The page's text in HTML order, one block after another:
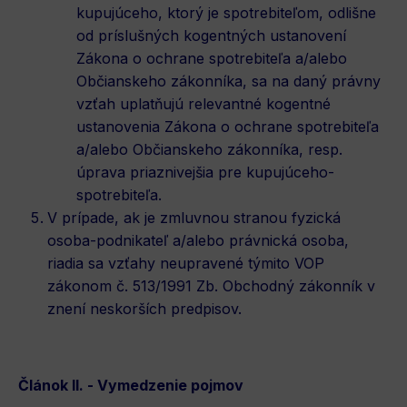
kupujúceho, ktorý je spotrebiteľom, odlišne
od príslušných kogentných ustanovení
Zákona o ochrane spotrebiteľa a/alebo
Občianskeho zákonníka, sa na daný právny
vzťah uplatňujú relevantné kogentné
ustanovenia Zákona o ochrane spotrebiteľa
a/alebo Občianskeho zákonníka, resp.
úprava priaznivejšia pre kupujúceho-
spotrebiteľa.
V prípade, ak je zmluvnou stranou fyzická
osoba-podnikateľ a/alebo právnická osoba,
riadia sa vzťahy neupravené týmito VOP
zákonom č. 513/1991 Zb. Obchodný zákonník v
znení neskorších predpisov.
Článok II. - Vymedzenie pojmov